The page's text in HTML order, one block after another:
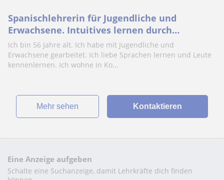
Spanischlehrerin für Jugendliche und
Erwachsene. Intuitives lernen durch
Gespräch und active Übungen
Ich bin 56 Jahre alt. Ich habe mit Jugendliche und
Erwachsene gearbeitet. Ich liebe Sprachen lernen und Leute
kennenlernen. Ich wohne in Ko...
Mehr sehen Kontaktieren
Eine Anzeige aufgeben
Schalte eine Suchanzeige, damit Lehrkräfte dich finden